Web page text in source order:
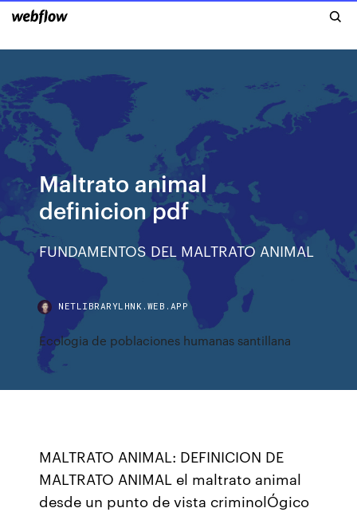
Maltrato animal
definicion pdf
FUNDAMENTOS DEL MALTRATO ANIMAL
NETLIBRARYLHNK.WEB.APP
Ecologia de poblaciones humanas santillana
MALTRATO ANIMAL: DEFINICION DE
MALTRATO ANIMAL el maltrato animal
desde un punto de vista criminolÓgico